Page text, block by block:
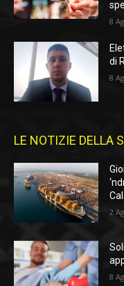
8
di
8
LE NOTIZIE DELLA
2
8